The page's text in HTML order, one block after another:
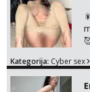
Kategorija: Cyber sex